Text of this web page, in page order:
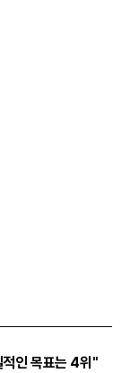
인 목표는 4위"